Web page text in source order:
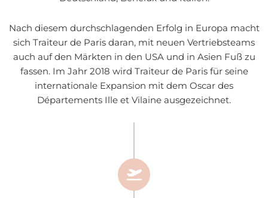
Nach diesem durchschlagenden Erfolg in Europa macht
sich Traiteur de Paris daran, mit neuen Vertriebsteams
auch auf den Märkten in den USA und in Asien Fuß zu
fassen. Im Jahr 2018 wird Traiteur de Paris für seine
internationale Expansion mit dem Oscar des
Départements Ille et Vilaine ausgezeichnet.